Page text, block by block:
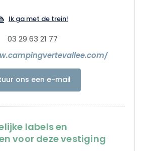
Ik ga met de trein!
03 29 63 21 77
ons een e-mail
labels en
voor deze vestiging